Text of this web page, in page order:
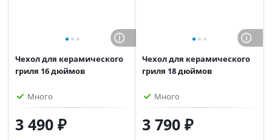
Чехол для керамического
гриля 16 дюймов
Много
3 490 ₽
Чехол для керамического
гриля 18 дюймов
Много
3 790 ₽